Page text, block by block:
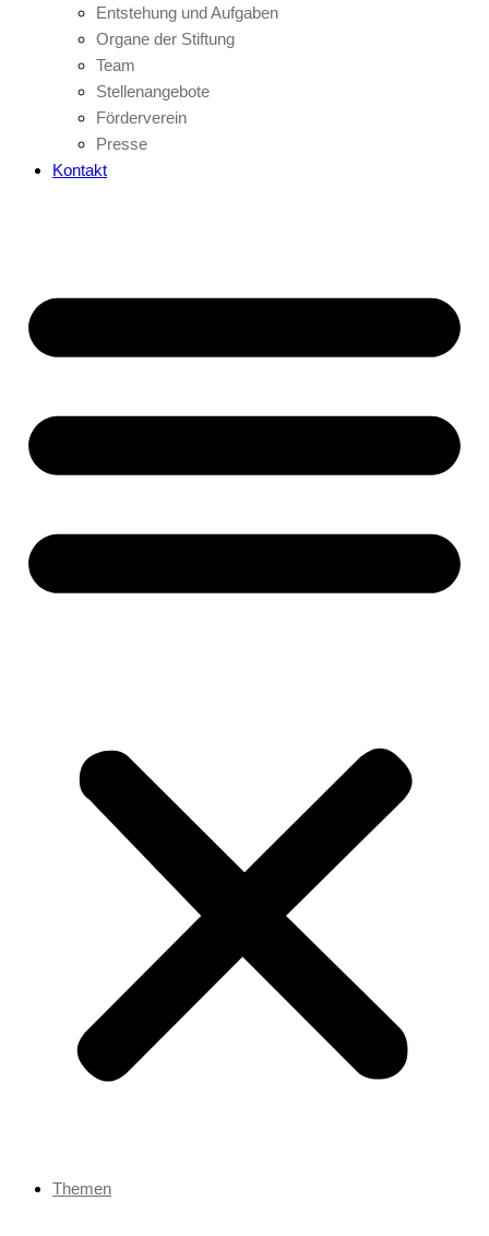
Entstehung und Aufgaben
Organe der Stiftung
Team
Stellenangebote
Förderverein
Presse
Kontakt
Themen